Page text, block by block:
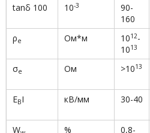
tanδ 100 10-3
90-
160
ρe Ом*м 1012-
1013
σe Ом >1013
EBI кВ/мм 30-40
W % 0,8-